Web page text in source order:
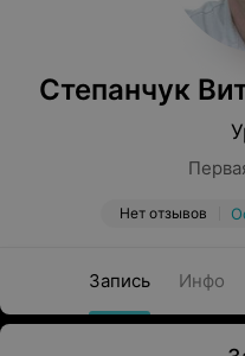
Степанчук
Нет отзывов
Запись Инфо